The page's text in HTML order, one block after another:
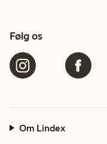
Følg os
Om Lindex